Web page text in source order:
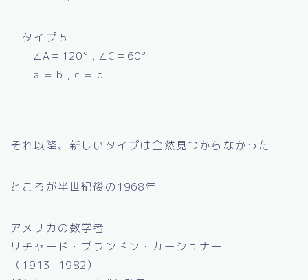
タイプ５
∠A＝120° , ∠C＝60°
a = b , c = d
それ以降、新しいタイプは全然見つからなかった
ところが半世紀後の1968年
アメリカの数学者
リチャード・ブランドン・カーシュナー
（1913−1982）